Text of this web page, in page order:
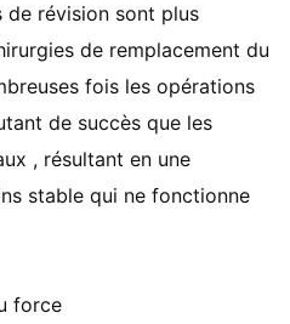
révision sont plus
de remplacement du
fois les opérations
de succès que les
, résultant en une
stable qui ne fonctionne
force